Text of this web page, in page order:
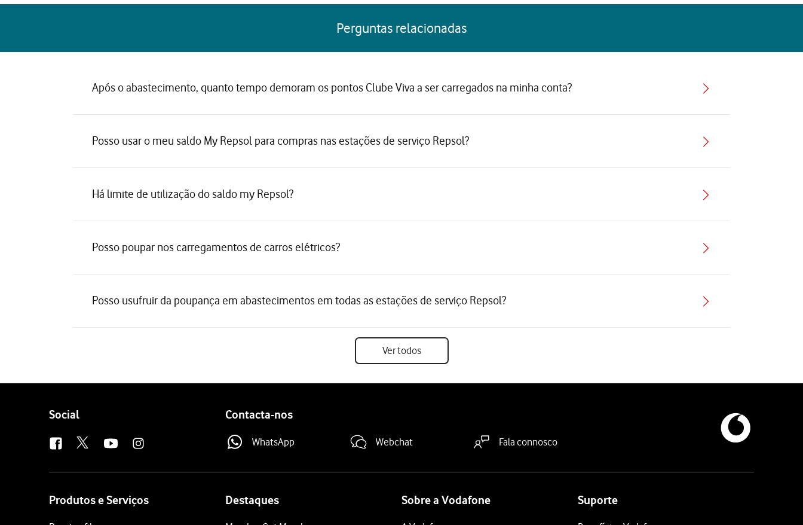
Perguntas relacionadas
Após o abastecimento, quanto tempo demoram os pontos Clube Viva a ser carregados na minha conta?
Posso usar o meu saldo My Repsol para compras nas estações de serviço Repsol?
Há limite de utilização do saldo my Repsol?
Posso poupar nos carregamentos de carros elétricos?
Posso usufruir da poupança em abastecimentos em todas as estações de serviço Repsol?
Ver todos
Follow
Social Contacta-nos
WhatsApp Webchat Fala connosco
Produtos e Serviços Destaques Sobre a Vodafone Suporte